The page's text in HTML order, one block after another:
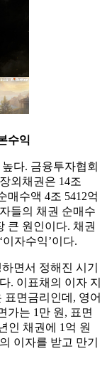
수익
다. 금융투자협회
외채권은 14조
매수액 4조 5412억
들의 채권 순매수
큰 원인이다. 채권
자수익’이다.
면서 정해진 시기
. 이표채의 이자 지
면금리인데, 영어
가는 1만 원, 표면
인 채권에 1억 원
이자를 받고 만기